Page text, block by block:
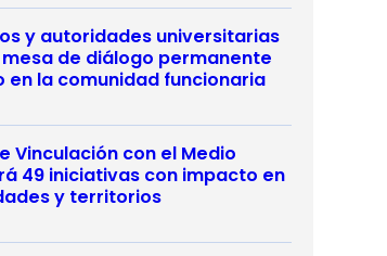
y autoridades universitarias
de diálogo permanente
en la comunidad funcionaria
Vinculación con el Medio
49 iniciativas con impacto en
y territorios